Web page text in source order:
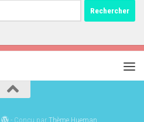
- Conçu parThème Hueman